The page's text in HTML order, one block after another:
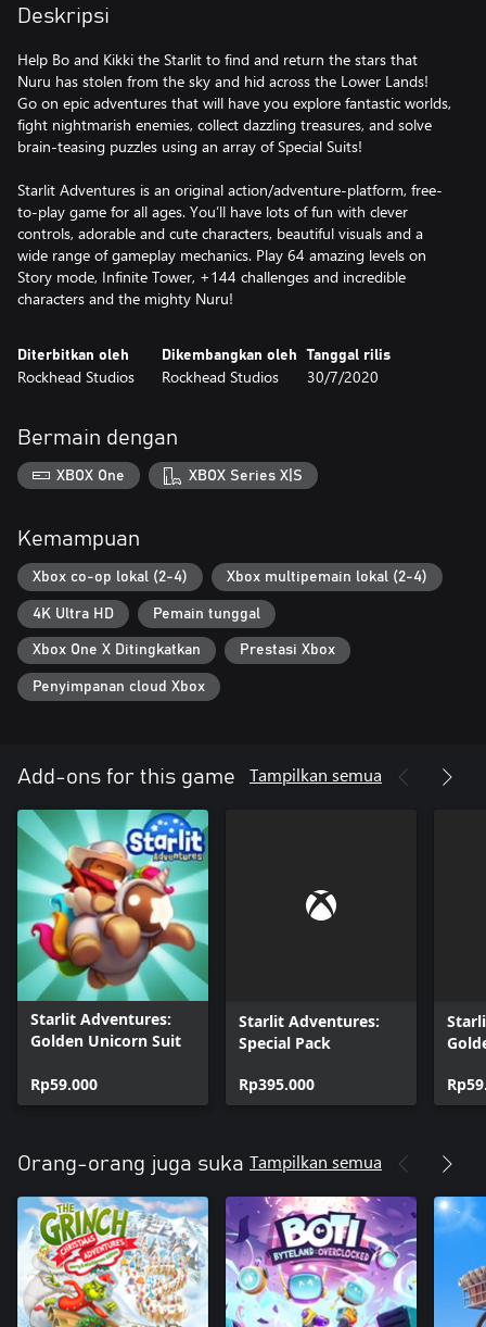
Deskripsi
Help Bo and Kikki the Starlit to find and return the stars that
Nuru has stolen from the sky and hid across the Lower Lands!
Go on epic adventures that will have you explore fantastic worlds,
fight nightmarish enemies, collect dazzling treasures, and solve
brain-teasing puzzles using an array of Special Suits!
Starlit Adventures is an original action/adventure-platform, free-
to-play game for all ages. You’ll have lots of fun with clever
controls, adorable and cute characters, beautiful visuals and a
wide range of gameplay mechanics. Play 64 amazing levels on
Story mode, Infinite Tower, +144 challenges and incredible
characters and the mighty Nuru!
Diterbitkan oleh
Rockhead Studios
Dikembangkan oleh
Rockhead Studios
Tanggal rilis
30/7/2020
Bermain dengan
XBOX One XBOX Series X|S
Kemampuan
Xbox co-op lokal (2-4) Xbox multipemain lokal (2-4)
4K Ultra HD Pemain tunggal
Xbox One X Ditingkatkan Prestasi Xbox
Penyimpanan cloud Xbox
Add-ons for this game Tampilkan semua
Starlit Adventures:
Golden Unicorn Suit
Rp59.000
Starlit Adventures:
Special Pack
Rp395.000
Orang-orang juga suka Tampilkan semua